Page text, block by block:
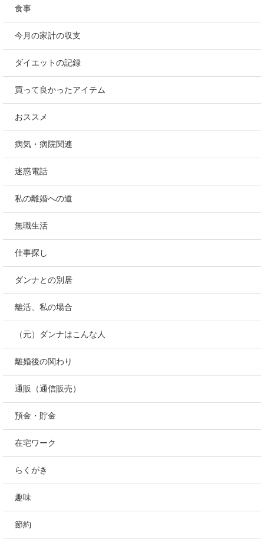
食事
今月の家計の収支
ダイエットの記録
買って良かったアイテム
おススメ
病気・病院関連
迷惑電話
私の離婚への道
無職生活
仕事探し
ダンナとの別居
離活、私の場合
（元）ダンナはこんな人
離婚後の関わり
通販（通信販売）
預金・貯金
在宅ワーク
らくがき
趣味
節約